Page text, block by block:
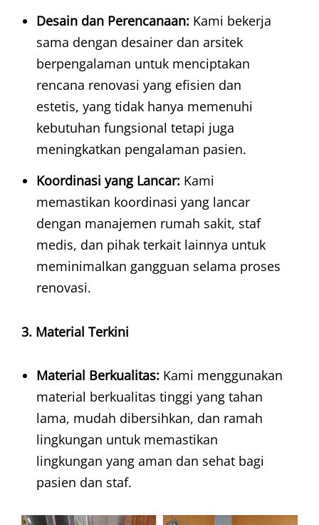
Desain dan Perencanaan: Kami bekerja
sama dengan desainer dan arsitek
berpengalaman untuk menciptakan
rencana renovasi yang efisien dan
estetis, yang tidak hanya memenuhi
kebutuhan fungsional tetapi juga
meningkatkan pengalaman pasien.
Koordinasi yang Lancar: Kami
memastikan koordinasi yang lancar
dengan manajemen rumah sakit, staf
medis, dan pihak terkait lainnya untuk
meminimalkan gangguan selama proses
renovasi.
3. Material Terkini
Material Berkualitas: Kami menggunakan
material berkualitas tinggi yang tahan
lama, mudah dibersihkan, dan ramah
lingkungan untuk memastikan
lingkungan yang aman dan sehat bagi
pasien dan staf.